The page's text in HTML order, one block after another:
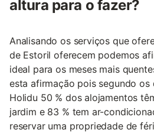
altura para o fazer?
Analisando os serviços que
de Estoril oferecem podemos
ideal para os meses mais
esta afirmação pois segundo os
Holidu 50 % dos alojamentos
jardim e 83 % tem ar-
reservar uma propriedade de